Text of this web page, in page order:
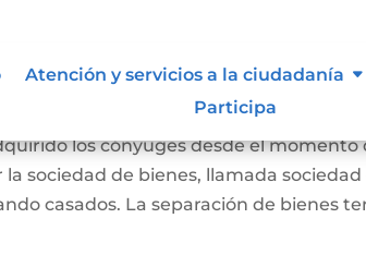
Atención y servicios a la ciudadanía
Participa
Liquidación de Sociedad
los cónyuges desde el momento
sociedad de bienes, llamada
casados. La separación de bienes